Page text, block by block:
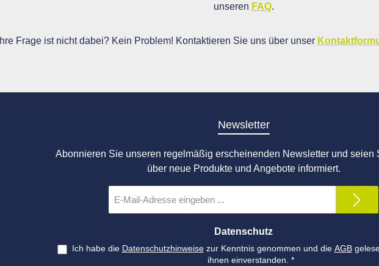
unseren FAQ.
Ihre Frage ist nicht dabei? Kein Problem! Kontaktieren Sie uns über unser
Newsletter
Abonnieren Sie unseren regelmäßig erscheinenden Newsletter und seien
über neue Produkte und Angebote informiert.
Mail-
Adresse
Datenschutz
Ich habe die Datenschutzhinweisezur Kenntnis genommen und die AGB
ihnen einverstanden. *